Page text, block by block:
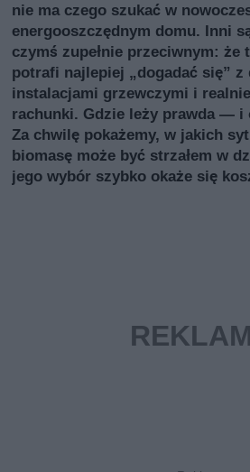
nie ma czego szukać w
energooszczędnym domu. Inni
czymś zupełnie przeciwnym: że
potrafi najlepiej „dogadać się”
instalacjami grzewczymi i
rachunki. Gdzie leży prawda — i
Za chwilę pokażemy, w jakich
biomasę może być strzałem w
jego wybór szybko okaże się